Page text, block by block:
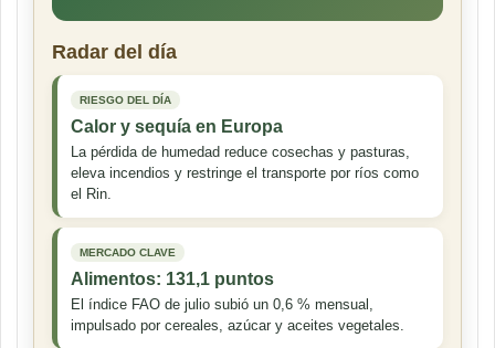
Radar del día
RIESGO DEL DÍA
Calor y sequía en Europa
La pérdida de humedad reduce cosechas y pasturas,
eleva incendios y restringe el transporte por ríos como
el Rin.
MERCADO CLAVE
Alimentos: 131,1 puntos
El índice FAO de julio subió un 0,6 % mensual,
impulsado por cereales, azúcar y aceites vegetales.